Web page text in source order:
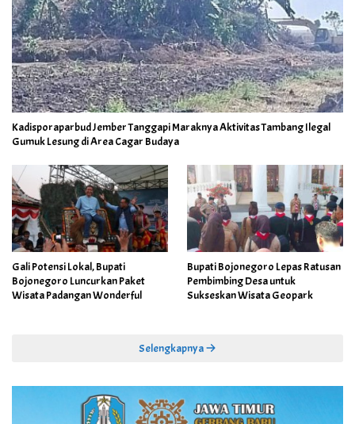
Kadisporaparbud Jember Tanggapi Maraknya Aktivitas Tambang Ilegal
Gumuk Lesung di Area Cagar Budaya
Gali Potensi Lokal, Bupati
Bojonegoro Luncurkan Paket
Wisata Padangan Wonderful
Bupati Bojonegoro Lepas Ratusan
Pembimbing Desa untuk
Sukseskan Wisata Geopark
Selengkapnya